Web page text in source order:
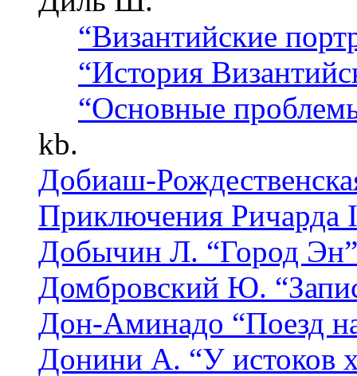
“Византийские
“История
“Основные
kb.
Добиаш-
Приключения Ричарда
Добычин Л. “Город
Домбровский Ю.
Дон-Аминадо “Поезд
Донини А. “У истоков